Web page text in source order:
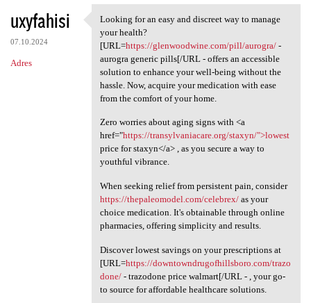
uxyfahisi
07.10.2024
Adres
Looking for an easy and
Looking for an easy and discreet way to manage
your health?
[URL=https://glenwoodwine.com/pill/aurogra/-
aurogra generic pills[/URL - offers an accessible
solution to enhance your well-being without the
hassle. Now, acquire your medication with ease
from the comfort of your home.
Zero worries about aging signs with <a
href="https://transylvaniacare.org/staxyn/">lowest
price for staxyn</a> , as you secure a way to
youthful vibrance.
When seeking relief from persistent pain, consider
https://thepaleomodel.com/celebrex/as your
choice medication. It's obtainable through online
pharmacies, offering simplicity and results.
Discover lowest savings on your prescriptions at
[URL=https://downtowndrugofhillsboro.com/trazo
done/- trazodone price walmart[/URL - , your go-
to source for affordable healthcare solutions.